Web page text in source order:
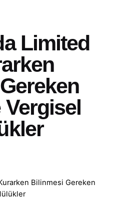
Limited
Bilinmesi Gereken